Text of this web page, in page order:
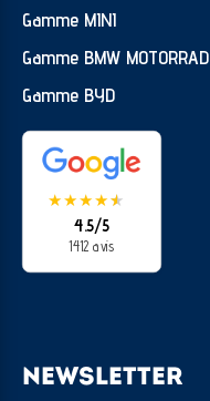
Gamme MINI
Gamme BMW MOTORRAD
Gamme BYD
★★★★★
★
4.5/5
1412 avis
NEWSLETTER